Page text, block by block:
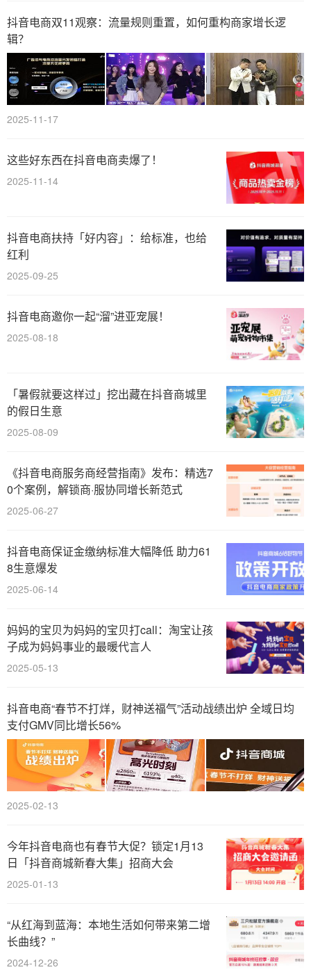
抖音电商双11观察：流量规则重置，如何重构商家增长逻
辑？
2025-11-17
这些好东西在抖音电商卖爆了！
2025-11-14
抖音电商扶持「好内容」：给标准，也给
红利
2025-09-25
抖音电商邀你一起“溜”进亚宠展！
2025-08-18
「暑假就要这样过」挖出藏在抖音商城里
的假日生意
2025-08-09
《抖音电商服务商经营指南》发布：精选7
0个案例，解锁商·服协同增长新范式
2025-06-27
抖音电商保证金缴纳标准大幅降低 助力61
8生意爆发
2025-06-14
妈妈的宝贝为妈妈的宝贝打call：淘宝让孩
子成为妈妈事业的最暖代言人
2025-05-13
抖音电商“春节不打烊，财神送福气”活动战绩出炉 全域日均
支付GMV同比增长56%
2025-02-13
今年抖音电商也有春节大促？锁定1月13
日「抖音商城新春大集」招商大会
2025-01-13
“从红海到蓝海：本地生活如何带来第二增
长曲线？”
2024-12-26